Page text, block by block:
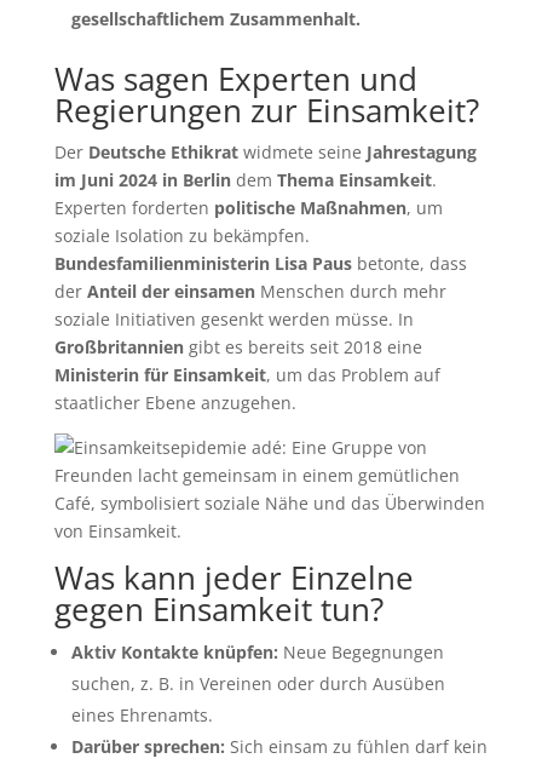
gesellschaftlichem Zusammenhalt.
Was sagen Experten und
Regierungen zur Einsamkeit?
Der Deutsche Ethikratwidmete seine Jahrestagung
im Juni 2024 in Berlindem Thema Einsamkeit.
Experten forderten politische Maßnahmen, um
soziale Isolation zu bekämpfen.
Bundesfamilienministerin Lisa Pausbetonte, dass
der Anteil der einsamenMenschen durch mehr
soziale Initiativen gesenkt werden müsse. In
Großbritanniengibt es bereits seit 2018 eine
Ministerin für Einsamkeit, um das Problem auf
staatlicher Ebene anzugehen.
Was kann jeder Einzelne
gegen Einsamkeit tun?
Aktiv Kontakte knüpfen: Neue Begegnungen
suchen, z. B. in Vereinen oder durch Ausüben
eines Ehrenamts.
Darüber sprechen: Sich einsam zu fühlen darf kein